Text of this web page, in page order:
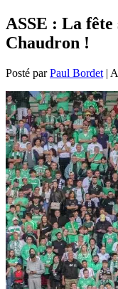
ASSE : La fête
Chaudron !
Posté parPaul Bordet |